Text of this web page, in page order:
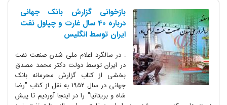
بازخوانی گزارش بانک جهانی
درباره 40 سال غارت و چپاول نفت
ایران توسط انگلیس
: در سالگرد اعلام ملی شدن صنعت نفت
در ایران توسط دولت دکتر محمد مصدق
بخشی از کتاب گزارش محرمانه بانک
جهانی در سال 1952 به نقل از کتاب "رضا
شاه و بریتانیا" را در اینجا آوردیم تا پیش